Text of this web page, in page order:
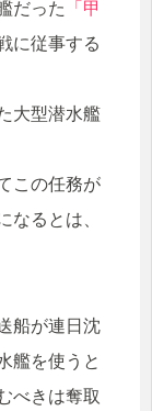
だった
「甲
に従事する
大型潜水艦
この任務が
なるとは、
船が連日沈
艦を使うと
べきは奪取